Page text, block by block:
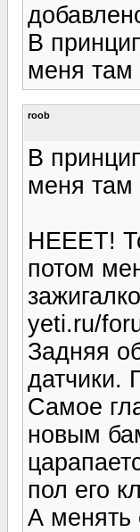
В
меня там
roob
В
меня там
НЕЕЕТ!
потом
yeti.ru/
Задняя
датчики.
Самое
новым
пол его
А менять